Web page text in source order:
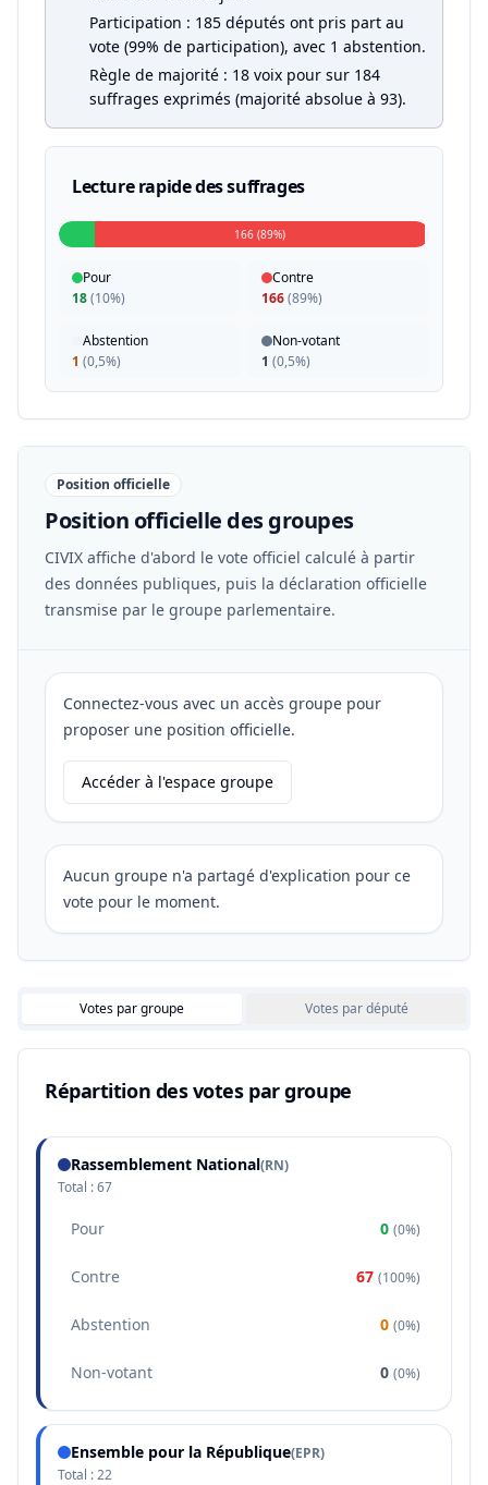
Participation : 185 députés ont pris part au
vote (99% de participation), avec 1 abstention.
Règle de majorité : 18 voix pour sur 184
suffrages exprimés (majorité absolue à 93).
Lecture rapide des suffrages
166 (89%)
Pour
18(10%)
Contre
166(89%)
Abstention
1 (0,5%)
Non-votant
1 (0,5%)
Position officielle
Position officielle des groupes
CIVIX affiche d'abord le vote officiel calculé à partir
des données publiques, puis la déclaration officielle
transmise par le groupe parlementaire.
Connectez-vous avec un accès groupe pour
proposer une position officielle.
Accéder à l'espace groupe
Aucun groupe n'a partagé d'explication pour ce
vote pour le moment.
Votes par groupe Votes par député
Répartition des votes par groupe
Rassemblement National(RN)
Total :67
Pour 0 (0%)
Contre 67 (100%)
Abstention 0 (0%)
Non-votant 0 (0%)
Ensemble pour la République(EPR)
Total :22